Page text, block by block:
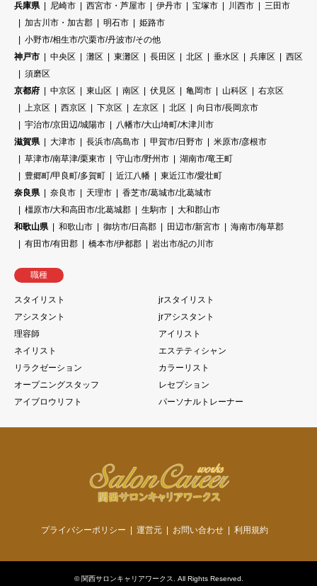
兵庫県
尼崎市 西宮市・芦屋市 伊丹市 宝塚市 川西市
三田市
加古川市・加古郡
明石市
姫路市
小野市/相生市/穴栗市/丹波市/その他
神戸市
中央区 灘区 東灘区 長田区 北区 垂水区 兵庫区
西区
須磨区
京都府
中京区 東山区 南区 伏見区 亀岡市 山科区
右京区
上京区
西京区 下京区 左京区 北区
向日市/長岡京市
宇治市/京田辺/城陽市
八幡市/大山埼町/木津川市
滋賀県
大津市 長浜市/高島市 甲賀市/日野市
米原市/彦根市
草津市/南草津/栗東市
守山市/野州市
湖南市/竜王町
豊郷町/甲良町/多賀町
近江八幡
東近江市/愛壮町
奈良県
奈良市 天理市
香芝市/葛城市/北葛城市
橿原市/大和高田市/北葛城郡
生駒市
大和郡山市
和歌山県
和歌山市 御坊市/日高郡 田辺市/新宮市
海南市/海草郡
有田市/有田郡
橋本市/伊都郡 岩出市/紀の川市
職種
スタイリスト
jrスタイリスト
アシスタント
jrアシスタント
理容師
アイリスト
ネイリスト
エステティシャン
リラクゼーション
カラーリスト
オープニングスタッフ
レセプション
アイブロウリフト
パーソナルトレーナー
プライバシーポリシー 運営元 お問い合わせ 利用規約
© 関西サロンキャリアワークス . All Rights Reserved.